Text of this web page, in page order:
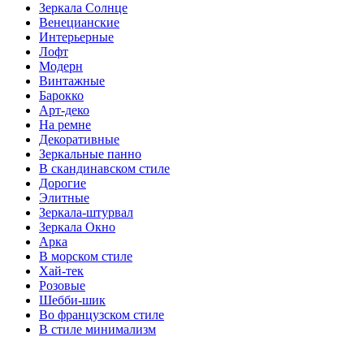
Зеркала Солнце
Венецианские
Интерьерные
Лофт
Модерн
Винтажные
Барокко
Арт-деко
На ремне
Декоративные
Зеркальные панно
В скандинавском стиле
Дорогие
Элитные
Зеркала-штурвал
Зеркала Окно
Арка
В морском стиле
Хай-тек
Розовые
Шебби-шик
Во французском стиле
В стиле минимализм